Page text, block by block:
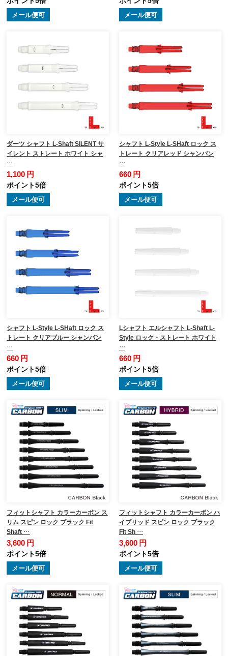
メール便可 メール便可
ダーツ シャフト L-Shaft SILENT サ
イレント ストレート ホワイト シャ
…
1,100 円
ポイント5倍
メール便可
シャフト L-Style L-SHaft ロック ス
トレート クリアレッド シャンパン
…
660 円
ポイント5倍
メール便可
シャフト L-Style L-SHaft ロック ス
トレート クリアブルー シャンパン
…
660 円
ポイント5倍
メール便可
Lシャフト エルシャフト L-Shaft L-
Style ロック・ストレート ホワイト
…
660 円
ポイント5倍
メール便可
フィットシャフト カラーカーボン ス
リム スピン ロック ブラック Fit
Shaft …
3,600 円
ポイント5倍
メール便可
フィットシャフト カラーカーボン ハ
イブリッド スピン ロック ブラック
Fit Sh …
3,600 円
ポイント5倍
メール便可